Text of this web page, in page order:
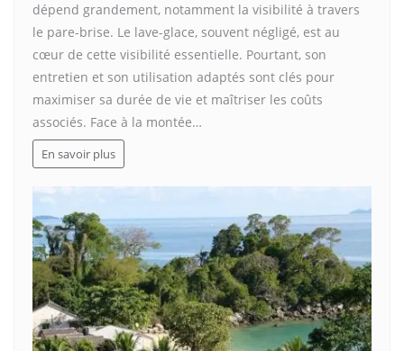
dépend grandement, notamment la visibilité à travers
le pare-brise. Le lave-glace, souvent négligé, est au
cœur de cette visibilité essentielle. Pourtant, son
entretien et son utilisation adaptés sont clés pour
maximiser sa durée de vie et maîtriser les coûts
associés. Face à la montée…
En savoir plus